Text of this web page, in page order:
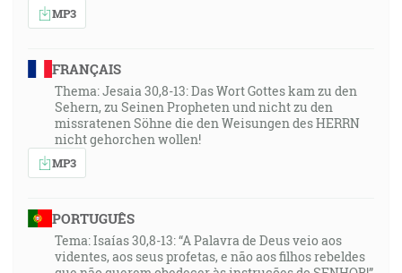
MP3
FRANÇAIS
Thema: Jesaia 30,8-13: Das Wort Gottes kam zu den
Sehern, zu Seinen Propheten und nicht zu den
missratenen Söhne die den Weisungen des HERRN
nicht gehorchen wollen!
MP3
PORTUGUÊS
Tema: Isaías 30,8-13: “A Palavra de Deus veio aos
videntes, aos seus profetas, e não aos filhos rebeldes